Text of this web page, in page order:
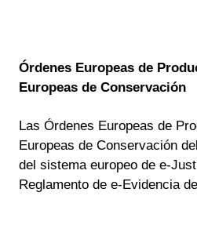
Órdenes Europeas de
Europeas de Conservación
Las Órdenes Europeas de
Europeas de Conservación
del sistema europeo de e-
Reglamento de e-Evidencia